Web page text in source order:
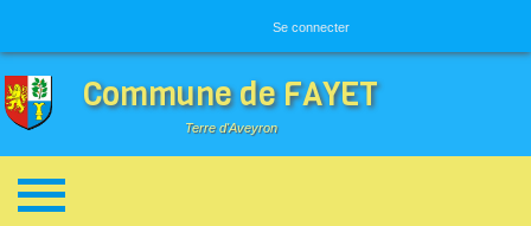
Se connecter
Commune de FAYET
Terre d'Aveyron